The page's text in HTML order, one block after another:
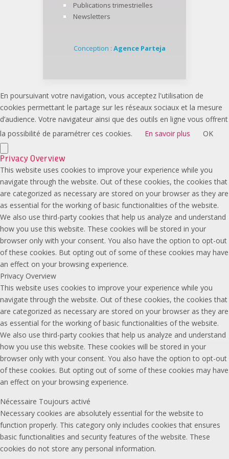
Publications trimestrielles
Newsletters
Conception : Agence Parteja
En poursuivant votre navigation, vous acceptez l'utilisation de
cookies permettant le partage sur les réseaux sociaux et la mesure
d’audience. Votre navigateur ainsi que des outils en ligne vous offrent
la possibilité de paramétrer ces cookies.
En savoir plus OK
Privacy Overview
This website uses cookies to improve your experience while you
navigate through the website. Out of these cookies, the cookies that
are categorized as necessary are stored on your browser as they are
as essential for the working of basic functionalities of the website.
We also use third-party cookies that help us analyze and understand
how you use this website. These cookies will be stored in your
browser only with your consent. You also have the option to opt-out
of these cookies. But opting out of some of these cookies may have
an effect on your browsing experience.
Privacy Overview
This website uses cookies to improve your experience while you
navigate through the website. Out of these cookies, the cookies that
are categorized as necessary are stored on your browser as they are
as essential for the working of basic functionalities of the website.
We also use third-party cookies that help us analyze and understand
how you use this website. These cookies will be stored in your
browser only with your consent. You also have the option to opt-out
of these cookies. But opting out of some of these cookies may have
an effect on your browsing experience.
Nécessaire Toujours activé
Necessary cookies are absolutely essential for the website to
function properly. This category only includes cookies that ensures
basic functionalities and security features of the website. These
cookies do not store any personal information.